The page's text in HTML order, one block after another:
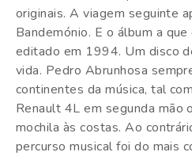
originais. A viagem seguinte
Bandemónio. E o álbum a que
editado em 1994. Um disco
vida. Pedro Abrunhosa
continentes da música, tal
Renault 4L em segunda mão
mochila às costas. Ao
percurso musical foi do mais